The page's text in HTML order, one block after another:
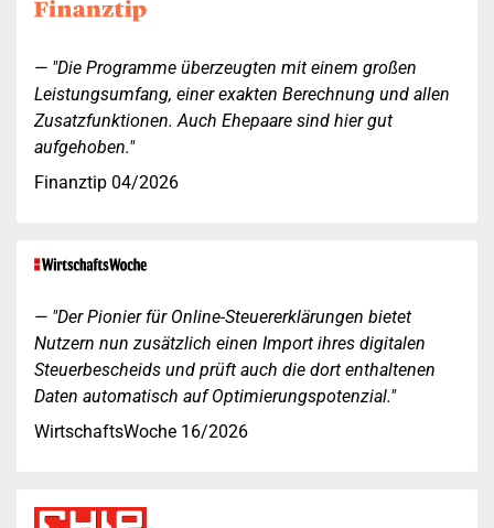
"Die Programme überzeugten mit einem großen
Leistungsumfang, einer exakten Berechnung und allen
Zusatzfunktionen. Auch Ehepaare sind hier gut
aufgehoben."
Finanztip 04/2026
"Der Pionier für Online-Steuererklärungen bietet
Nutzern nun zusätzlich einen Import ihres digitalen
Steuerbescheids und prüft auch die dort enthaltenen
Daten automatisch auf Optimierungspotenzial."
WirtschaftsWoche 16/2026